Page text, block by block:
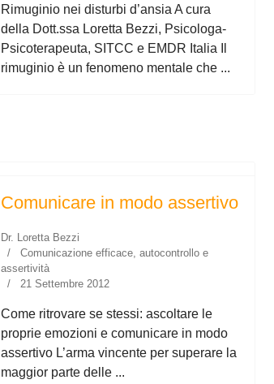
Rimuginio nei disturbi d’ansia A cura
della Dott.ssa Loretta Bezzi, Psicologa-
Psicoterapeuta, SITCC e EMDR Italia Il
rimuginio è un fenomeno mentale che ...
Comunicare in modo assertivo
Dr. Loretta Bezzi
Comunicazione efficace, autocontrollo e
assertività
21 Settembre 2012
Come ritrovare se stessi: ascoltare le
proprie emozioni e comunicare in modo
assertivo L’arma vincente per superare la
maggior parte delle ...